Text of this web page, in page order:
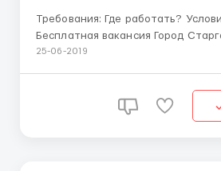
Требования: Где работать? Условия работы:
Бесплатная вакансия Город Старгород-Гданьский
рядом с Гданском от сейчас Работа на 2,5-3 месяца
25-06-2019